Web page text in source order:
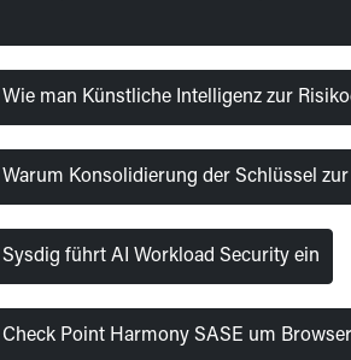
Wie man Künstliche Intelligenz zur
Warum Konsolidierung der Schlüssel
Sysdig führt AI Workload Security ein
Check Point Harmony SASE um